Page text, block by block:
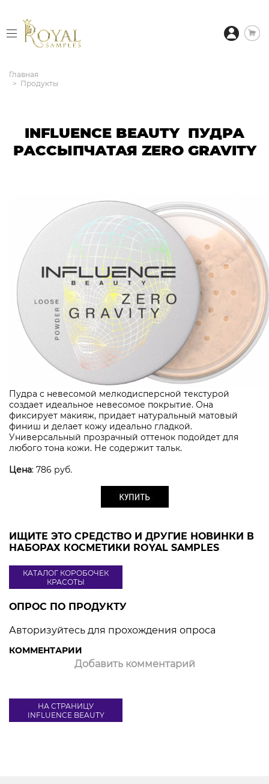
Главная
Продукты
INFLUENCE BEAUTY ПУДРА
РАССЫПЧАТАЯ ZERO GRAVITY
Пудра с невесомой мелкодисперсной текстурой
создает идеальное невесомое покрытие. Она
фиксирует макияж, придает натуральный матовый
финиш и делает кожу идеально гладкой.
Универсальный прозрачный оттенок подойдет для
любого тона кожи. Не содержит тальк.
Цена: 786 руб.
ИЩИТЕ ЭТО СРЕДСТВО И ДРУГИЕ НОВИНКИ В
НАБОРАХ КОСМЕТИКИ ROYAL SAMPLES
КАТАЛОГ КОРОБОЧЕК
КРАСОТЫ
ОПРОС ПО ПРОДУКТУ
Авторизуйтесь для прохождения опроса
КОММЕНТАРИИ
Добавить комментарий
НА СТРАНИЦУ
INFLUENCE BEAUTY